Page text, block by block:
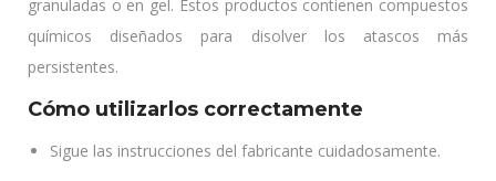
granuladas o en gel. Estos productos contienen compuestos
químicos diseñados para disolver los atascos más
persistentes.
Cómo utilizarlos correctamente
Sigue las instrucciones del fabricante cuidadosamente.